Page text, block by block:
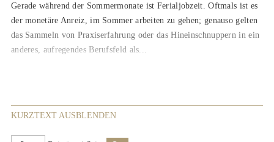
Gerade während der Sommermonate ist Ferialjobzeit. Oftmals ist es
der monetäre Anreiz, im Sommer arbeiten zu gehen; genauso gelten
das Sammeln von Praxiserfahrung oder das Hineinschnuppern in ein
anderes, aufregendes Berufsfeld als...
KURZTEXT AUSBLENDEN